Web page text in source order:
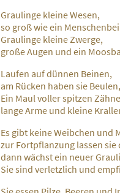
Graulinge kleine Wesen,
so groß wie ein
Graulinge kleine Zwerge,
große Augen und ein
Laufen auf dünnen Beinen,
am Rücken haben sie Beulen,
Ein Maul voller spitzen
lange Arme und kleine
Es gibt keine Weibchen und
zur Fortpflanzung lassen sie
dann wächst ein neuer
Sie sind verletzlich und